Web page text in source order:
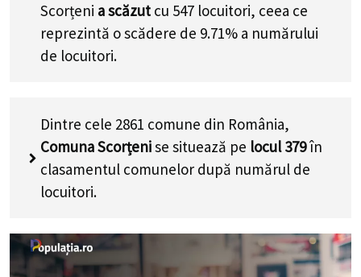
Scorțeni a scăzut cu 547 locuitori, ceea ce
reprezintă o scădere de 9.71% a numărului
de locuitori.
Dintre cele 2861 comune din România,
Comuna Scorțenise situează pe locul 379în
clasamentul comunelor după numărul de
locuitori.